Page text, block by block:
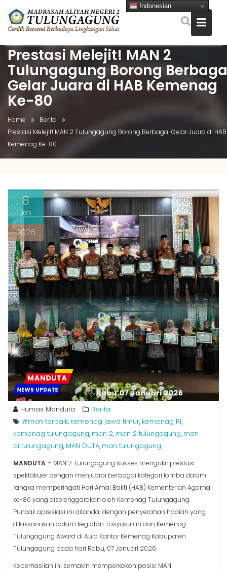
Skip
content
Prestasi Melejit! MAN 2
Tulungagung Borong
Gelar Juara di HAB Kemenag
Ke-80
Home
Berita
Prestasi Melejit! MAN 2 Tulungagung Borong Berbagai Gelar Juara di HAB
Kemenag Ke-80
8
Jan
2026
Humas Manduta
Berita
#man terbaik, kemenag jawa timur, kemenag RI,
kemenag tulungagung, man 2, man 2 tulungagung, man
di tulungagung, MAN DUTA, man tulungagung
MANDUTA – MAN 2 Tulungagung sukses mengukir prestasi
spektakuler dengan menjuarai berbagai kategori lomba dalam
rangka memperingati Hari Amal Bakti (HAB) Kementerian Agama
ke-80 yang diselenggarakan oleh Kemenag Tulungagung.
Puncak apresiasi ini ditandai dengan penyerahan hadiah yang
dilaksanakan dalam kegiatan Tasyakuran dan Kemenag
Tulungagung Award di Aula Kantor Kemenag Kabupaten
Tulungagung pada hari Rabu, 07 Januari 2026.
Keberhasilan ini semakin memperkokoh posisi MAN
Indonesian